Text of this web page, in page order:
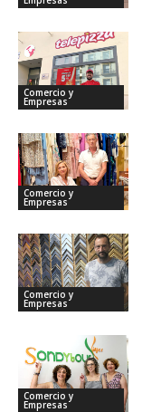
Comercio y
Empresas
Comercio y
Empresas
Comercio y
Empresas
Comercio y
Empresas